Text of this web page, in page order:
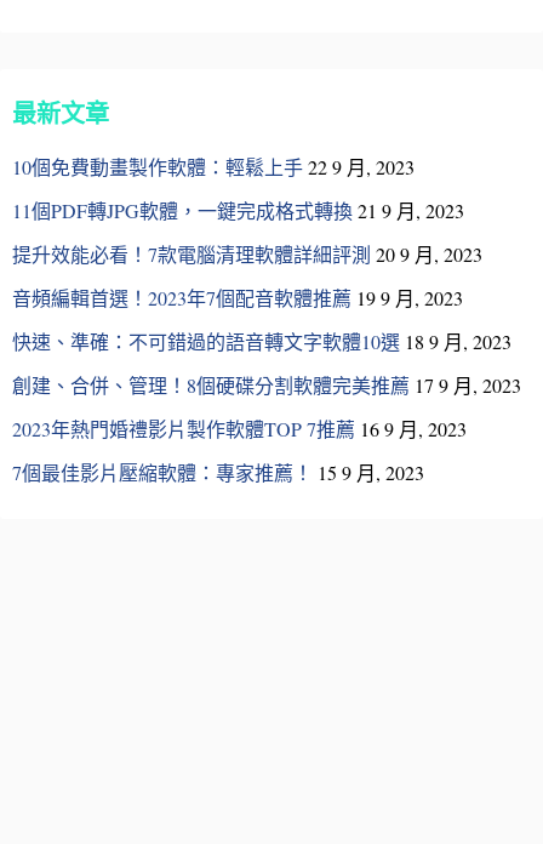
最新文章
10個免費動畫製作軟體：輕鬆上手22 9 月, 2023
11個PDF轉JPG軟體，一鍵完成格式轉換21 9 月, 2023
提升效能必看！7款電腦清理軟體詳細評測 20 9 月, 2023
音頻編輯首選！2023年7個配音軟體推薦 19 9 月, 2023
快速、準確：不可錯過的語音轉文字軟體10選 18 9 月, 2023
創建、合併、管理！8個硬碟分割軟體完美推薦 17 9 月, 2023
2023年熱門婚禮影片製作軟體TOP 7推薦 16 9 月, 2023
7個最佳影片壓縮軟體：專家推薦！
15 9 月, 2023